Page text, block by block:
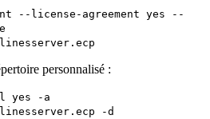
--license-agreement yes --
personnalisé :
yes -a
-d